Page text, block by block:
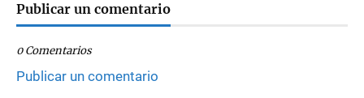
Publicar un comentario
0 Comentarios
Publicar un comentario